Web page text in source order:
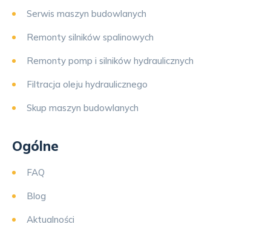
Serwis maszyn budowlanych
Remonty silników spalinowych
Remonty pomp i silników hydraulicznych
Filtracja oleju hydraulicznego
Skup maszyn budowlanych
Ogólne
FAQ
Blog
Aktualności